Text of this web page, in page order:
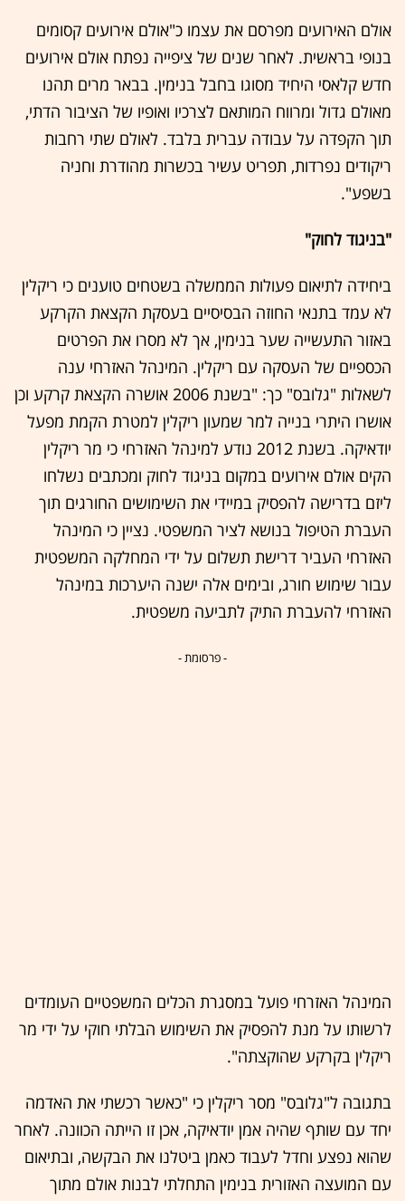
אולם האירועים מפרסם את עצמו כ"אולם אירועים קסומים
בנופי בראשית. לאחר שנים של ציפייה נפתח אולם אירועים
חדש קלאסי היחיד מסוגו בחבל בנימין. בבאר מרים תהנו
מאולם גדול ומרווח המותאם לצרכיו ואופיו של הציבור הדתי,
תוך הקפדה על עבודה עברית בלבד. לאולם שתי רחבות
ריקודים נפרדות, תפריט עשיר בכשרות מהודרת וחניה
בשפע".
"בניגוד לחוק"
ביחידה לתיאום פעולות הממשלה בשטחים טוענים כי ריקלין
לא עמד בתנאי החוזה הבסיסיים בעסקת הקצאת הקרקע
באזור התעשייה שער בנימין, אך לא מסרו את הפרטים
הכספיים של העסקה עם ריקלין. המינהל האזרחי ענה
לשאלות "גלובס" כך: "בשנת 2006 אושרה הקצאת קרקע וכן
אושרו היתרי בנייה למר שמעון ריקלין למטרת הקמת מפעל
יודאיקה. בשנת 2012 נודע למינהל האזרחי כי מר ריקלין
הקים אולם אירועים במקום בניגוד לחוק ומכתבים נשלחו
ליזם בדרישה להפסיק במיידי את השימושים החורגים תוך
העברת הטיפול בנושא לציר המשפטי. נציין כי המינהל
האזרחי העביר דרישת תשלום על ידי המחלקה המשפטית
עבור שימוש חורג, ובימים אלה ישנה היערכות במינהל
האזרחי להעברת התיק לתביעה משפטית.
- פרסומת -
המינהל האזרחי פועל במסגרת הכלים המשפטיים העומדים
לרשותו על מנת להפסיק את השימוש הבלתי חוקי על ידי מר
ריקלין בקרקע שהוקצתה".
בתגובה ל"גלובס" מסר ריקלין כי "כאשר רכשתי את האדמה
יחד עם שותף שהיה אמן יודאיקה, אכן זו הייתה הכוונה. לאחר
שהוא נפצע וחדל לעבוד כאמן ביטלנו את הבקשה, ובתיאום
עם המועצה האזורית בנימין התחלתי לבנות אולם מתוך